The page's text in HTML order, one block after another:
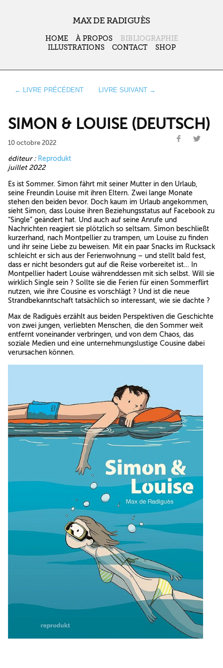
MAX DE RADIGUÈS
HOME À PROPOS
BIBLIOGRAPHIE
ILLUSTRATIONS
CONTACT SHOP
← LIVRE PRÉCÉDENT LIVRE SUIVANT →
SIMON & LOUISE (DEUTSCH)
10 octobre 2022
éditeur : Reprodukt
juillet 2022
Es ist Sommer. Simon fährt mit seiner Mutter in den Urlaub,
seine Freundin Louise mit ihren Eltern. Zwei lange Monate
stehen den beiden bevor. Doch kaum im Urlaub angekommen,
sieht Simon, dass Louise ihren Beziehungsstatus auf Facebook zu
“Single” geändert hat. Und auch auf seine Anrufe und
Nachrichten reagiert sie plötzlich so seltsam. Simon beschließt
kurzerhand, nach Montpellier zu trampen, um Louise zu finden
und ihr seine Liebe zu beweisen. Mit ein paar Snacks im Rucksack
schleicht er sich aus der Ferienwohnung – und stellt bald fest,
dass er nicht besonders gut auf die Reise vorbereitet ist… In
Montpellier hadert Louise währenddessen mit sich selbst. Will sie
wirklich Single sein ? Sollte sie die Ferien für einen Sommerflirt
nutzen, wie ihre Cousine es vorschlägt ? Und ist die neue
Strandbekanntschaft tatsächlich so interessant, wie sie dachte ?
Max de Radiguès erzählt aus beiden Perspektiven die Geschichte
von zwei jungen, verliebten Menschen, die den Sommer weit
entfernt voneinander verbringen, und von dem Chaos, das
soziale Medien und eine unternehmungslustige Cousine dabei
verursachen können.